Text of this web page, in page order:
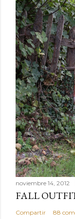
noviembre 14, 2012
FALL
Compartir 88